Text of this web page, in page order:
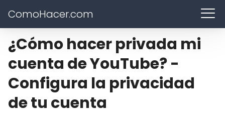
ComoHacer.com
¿Cómo hacer privada mi
cuenta de YouTube? -
Configura la privacidad
de tu cuenta